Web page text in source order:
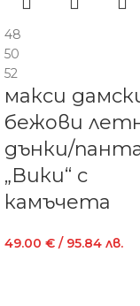
48
50
52
макси
бежови
дънки/
„Вики“ с
камъчета
49.00 € / 95.84 лв.